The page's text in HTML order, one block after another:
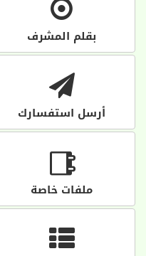
بقلم المشرف
أرسل استفسارك
ملفات خاصة